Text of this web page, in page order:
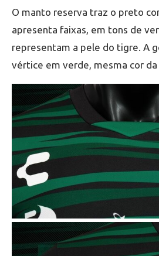
O manto reserva traz o preto
apresenta faixas, em tons de
representam a pele do tigre. A
vértice em verde, mesma cor da